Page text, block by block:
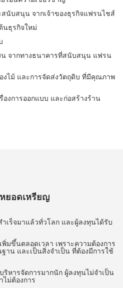
นับสนุน จากเจ้าของธุรกิจแฟรนไชส์
นธุรกิจใหม่
น จากทางธนาคารที่สนับสนุน แฟรน
งไม้ และการจัดส่งวัตถุดิบ ที่มีคุณภาพ
องการออกแบบ และก่อสร้างร้าน
ยอดเหรียญ
เร็จมาแล้วทั่วโลก และผู้ลงทุนได้รับ
มขึ้นตลอดเวลา เพราะความต้องการ
าน และเป็นสิ่งจำเป็น ที่ต้องมีการใช้
ริหารจัดการมากนัก ผู้ลงทุนไม่จำเป็น
ไม่ต้องการ